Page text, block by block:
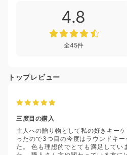
4.8
全45件
トップレビュー
三度目の購入
主人への贈り物として私の好きキー
ったので3つ目の今度はラウンドキ
た。 色も理想的でとても満足してい